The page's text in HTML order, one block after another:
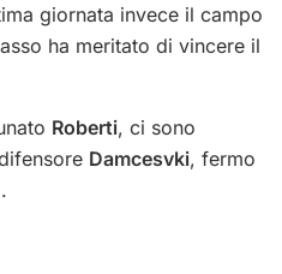
giornata invece il campo
ha meritato di vincere il
Roberti, ci sono
Damcesvki, fermo